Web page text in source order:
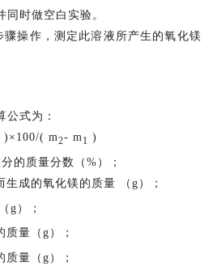
同时做空白实验。
操作，测定此溶液所产生的氧化镁
公式为：
)×100/( m2- m 1 )
的质量分数（%）；
成的氧化镁的质量 （g）；
g）；
量（g）；
量（g）；